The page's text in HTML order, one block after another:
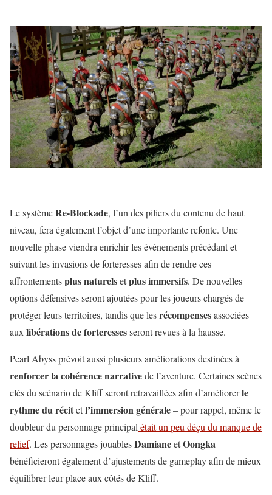
Le systèmeRe-Blockade, l’un des piliers du contenu de haut
niveau, fera également l’objet d’une importante refonte. Une
nouvelle phase viendra enrichir les événements précédant et
suivant les invasions de forteresses afin de rendre ces
affrontementsplus naturelsetplus immersifs. De nouvelles
options défensives seront ajoutées pour les joueurs chargés de
protéger leurs territoires, tandis que lesrécompensesassociées
aux libérations de forteressesseront revues à la hausse.
Pearl Abyss prévoit aussi plusieurs améliorations destinées à
renforcer la cohérence narrativede l’aventure. Certaines scènes
clés du scénario de Kliff seront retravaillées afin d’améliorerle
rythme du récitetl’immersion générale– pour rappel, même le
doubleur du personnage principal était un peu déçu du manque de
relief. Les personnages jouablesDamianeetOongka
bénéficieront également d’ajustements de gameplay afin de mieux
équilibrer leur place aux côtés de Kliff.